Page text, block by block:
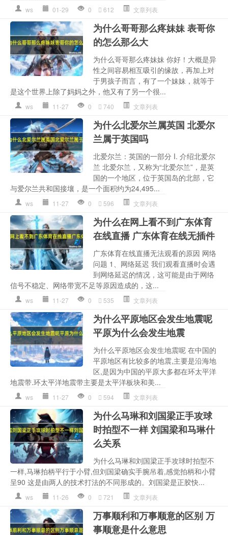
ws 01-29 0 612 文章列表
为什么哥哥那么疼妹妹 表哥你
的怎么那么大
为什么哥哥那么疼妹妹 你好！大概是异
性之间容易相互吸引的缘故，再加上对
于男孩子而言，有了一个妹妹，就等于
是这个世界上除了妈妈之外，他又有了另一个很...
ws 11-27 0 740 文章列表
为什么北爱尔兰属英国 北爱尔
兰属于英国吗
北爱尔兰：英国的一部分 I. 介绍北爱尔
兰 北爱尔兰，又称为“北爱尔兰”，是英
国的一个地区，位于英国岛的北部，它
与爱尔兰共和国接壤，是一个面积约为24,495...
ws 11-27 0 596 文章列表
为什么在网上看不到广东体育
在线直播 广东体育在线无插件
广东体育在线直播无法观看的原因 网络
问题 1、网络延迟 我们观看直播时会遇
到网络延迟的情况，这可能是由于网络
信号不稳定、网络带宽不足等原因造成的，这...
ws 11-27 0 535 文章列表
为什么平原地区会发生地震呢
平原为什么会发生地震
为什么平原地区会发生地震呢 在中国的
平原地区有比较多的地震,主要是沿海地
区,是因为中国的平原大多都在环太平洋
地震带.环太平洋地震带主要是太平洋板块和美...
ws 11-27 0 594 文章列表
为什么马琳和刘国梁正手攻球
时拍型不一样 刘国梁和马琳什
么关系
为什么马琳和刘国梁正手攻球时拍型不
一样,马琳拍柄平行于小臂,但刘国梁确实手腕吊着,感觉拍柄和小臂
呈90 这是由两人的技术打法的不同形成的。刘国梁是正胶快...
ws 11-26 0 721 文章列表
万事顺利和万事顺意的区别 万
事顺意是什么意思